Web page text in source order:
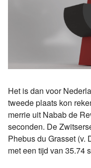
Het is dan voor
tweede plaats kon
merrie uit Nabab de
seconden. De
Phebus du Grasset (v.
met een tijd van 35.74